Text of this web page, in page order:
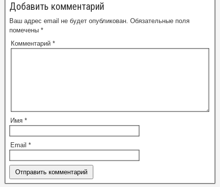
Добавить комментарий
Ваш адрес email не будет опубликован. Обязательные поля
помечены *
Комментарий *
Имя *
Email *